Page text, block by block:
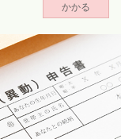
かかる